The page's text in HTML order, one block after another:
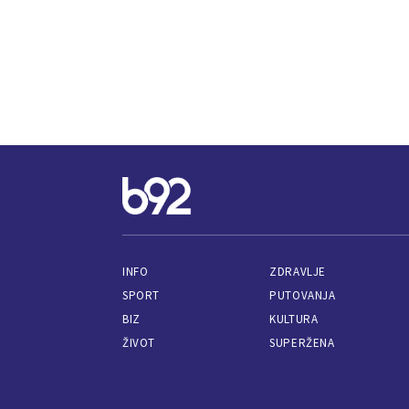
INFO
SPORT
BIZ
ŽIVOT
ZDRAVLJE
PUTOVANJA
KULTURA
SUPERŽENA